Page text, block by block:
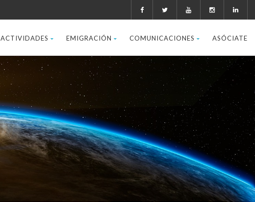
ACTIVIDADES EMIGRACIÓN COMUNICACIONES ASÓCIATE